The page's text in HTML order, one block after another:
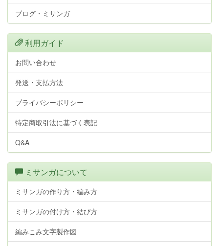
ブログ・ミサンガ
利用ガイド
お問い合わせ
発送・支払方法
プライバシーポリシー
特定商取引法に基づく表記
Q&A
ミサンガについて
ミサンガの作り方・編み方
ミサンガの付け方・結び方
編みこみ文字製作図